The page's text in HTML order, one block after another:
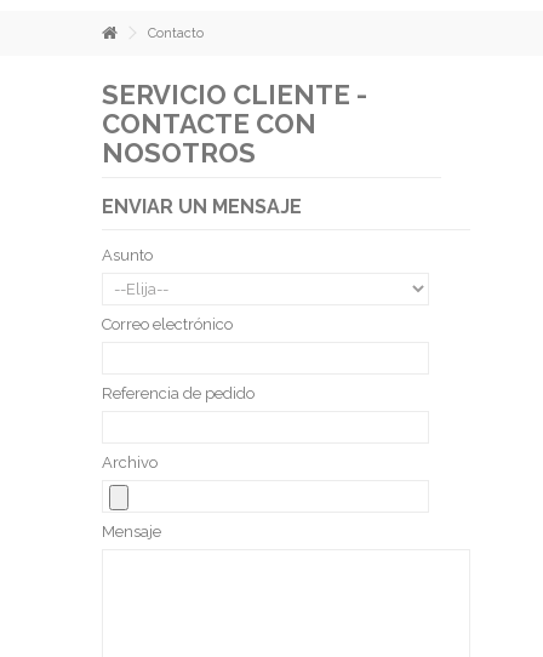
Contacto
SERVICIO CLIENTE -
CONTACTE CON
NOSOTROS
ENVIAR UN MENSAJE
Asunto
Correo electrónico
Referencia de pedido
Archivo
Mensaje